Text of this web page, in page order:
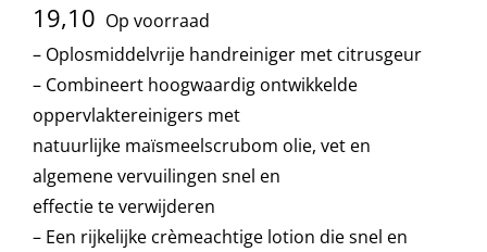
19,10 Op voorraad
– Oplosmiddelvrije handreiniger met citrusgeur
– Combineert hoogwaardig ontwikkelde
oppervlaktereinigers met
natuurlijke maïsmeelscrubom olie, vet en
algemene vervuilingen snel en
effectie te verwijderen
– Een rijkelijke crèmeachtige lotion die snel en